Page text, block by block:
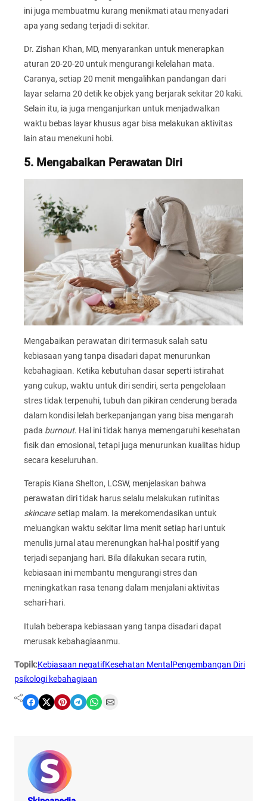
ini juga membuatmu kurang menikmati atau menyadari
apa yang sedang terjadi di sekitar.
Dr. Zishan Khan, MD, menyarankan untuk menerapkan
aturan 20-20-20 untuk mengurangi kelelahan mata.
Caranya, setiap 20 menit mengalihkan pandangan dari
layar selama 20 detik ke objek yang berjarak sekitar 20 kaki.
Selain itu, ia juga menganjurkan untuk menjadwalkan
waktu bebas layar khusus agar bisa melakukan aktivitas
lain atau menekuni hobi.
5. Mengabaikan Perawatan Diri
Mengabaikan perawatan diri termasuk salah satu
kebiasaan yang tanpa disadari dapat menurunkan
kebahagiaan. Ketika kebutuhan dasar seperti istirahat
yang cukup, waktu untuk diri sendiri, serta pengelolaan
stres tidak terpenuhi, tubuh dan pikiran cenderung berada
dalam kondisi lelah berkepanjangan yang bisa mengarah
pada burnout. Hal ini tidak hanya memengaruhi kesehatan
fisik dan emosional, tetapi juga menurunkan kualitas hidup
secara keseluruhan.
Terapis Kiana Shelton, LCSW, menjelaskan bahwa
perawatan diri tidak harus selalu melakukan rutinitas
skincaresetiap malam. Ia merekomendasikan untuk
meluangkan waktu sekitar lima menit setiap hari untuk
menulis jurnal atau merenungkan hal-hal positif yang
terjadi sepanjang hari. Bila dilakukan secara rutin,
kebiasaan ini membantu mengurangi stres dan
meningkatkan rasa tenang dalam menjalani aktivitas
sehari-hari.
Itulah beberapa kebiasaan yang tanpa disadari dapat
merusak kebahagiaanmu.
Topik:Kebiasaan negatifKesehatan Mental Pengembangan Diri
psikologi kebahagiaan
Share on Facebook Share on X Share on Pinterest Share on Telegram Share on WhatsApp Share on Email